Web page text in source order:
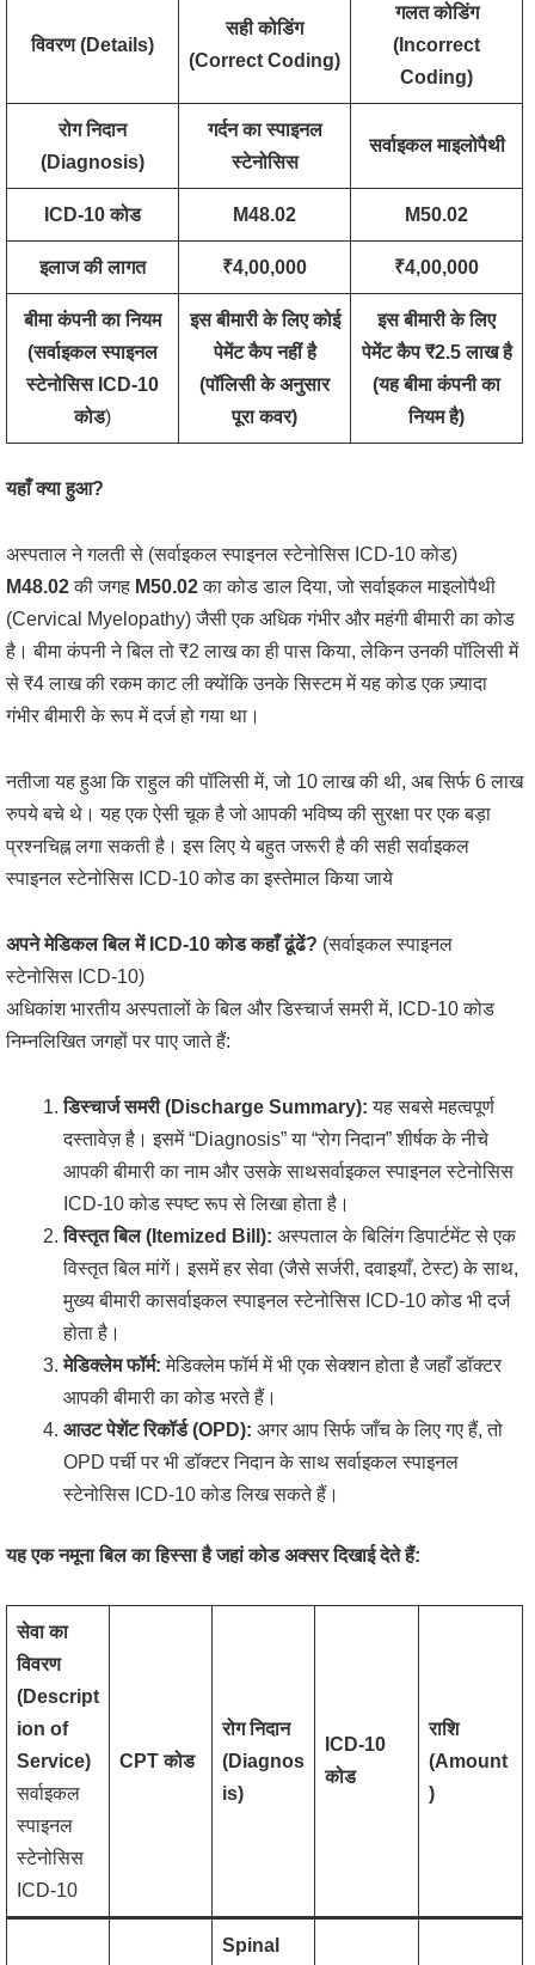
विवरण (Details)
सही कोडिंग
(Correct Coding)
गलत कोडिंग
(Incorrect
Coding)
रोग निदान
(Diagnosis)
गर्दन का स्पाइनल
स्टेनोसिस
सर्वाइकल माइलोपैथी
ICD-10 कोड M48.02 M50.02
इलाज की लागत ₹4,00,000 ₹4,00,000
बीमा कंपनी का नियम
(सर्वाइकल स्पाइनल
स्टेनोसिस ICD-10
कोड)
इस बीमारी के लिए कोई
पेमेंट कैप नहीं है
(पॉलिसी के अनुसार
पूरा कवर)
इस बीमारी के लिए
पेमेंट कैप ₹2.5 लाख है
(यह बीमा कंपनी का
नियम है)
यहाँ क्या हुआ?
अस्पताल ने गलती से (सर्वाइकल स्पाइनल स्टेनोसिस ICD-10 कोड)
M48.02की जगह M50.02का कोड डाल दिया, जो सर्वाइकल माइलोपैथी
(Cervical Myelopathy) जैसी एक अधिक गंभीर और महंगी बीमारी का कोड
है। बीमा कंपनी ने बिल तो ₹2 लाख का ही पास किया, लेकिन उनकी पॉलिसी में
से ₹4 लाख की रकम काट ली क्योंकि उनके सिस्टम में यह कोड एक ज़्यादा
गंभीर बीमारी के रूप में दर्ज हो गया था।
नतीजा यह हुआ कि राहुल की पॉलिसी में, जो 10 लाख की थी, अब सिर्फ 6 लाख
रुपये बचे थे। यह एक ऐसी चूक है जो आपकी भविष्य की सुरक्षा पर एक बड़ा
प्रश्नचिह्न लगा सकती है। इस लिए ये बहुत जरूरी है की सही सर्वाइकल
स्पाइनल स्टेनोसिस ICD-10 कोड का इस्तेमाल किया जाये
अपने मेडिकल बिल में ICD-10 कोड कहाँ ढूंढें? (सर्वाइकल स्पाइनल
स्टेनोसिस ICD-10)
अधिकांश भारतीय अस्पतालों के बिल और डिस्चार्ज समरी में, ICD-10 कोड
निम्नलिखित जगहों पर पाए जाते हैं:
डिस्चार्ज समरी (Discharge Summary): यह सबसे महत्वपूर्ण
दस्तावेज़ है। इसमें “Diagnosis” या “रोग निदान” शीर्षक के नीचे
आपकी बीमारी का नाम और उसके साथसर्वाइकल स्पाइनल स्टेनोसिस
ICD-10 कोड स्पष्ट रूप से लिखा होता है।
विस्तृत बिल (Itemized Bill): अस्पताल के बिलिंग डिपार्टमेंट से एक
विस्तृत बिल मांगें। इसमें हर सेवा (जैसे सर्जरी, दवाइयाँ, टेस्ट) के साथ,
मुख्य बीमारी कासर्वाइकल स्पाइनल स्टेनोसिस ICD-10 कोड भी दर्ज
होता है।
मेडिक्लेम फॉर्म: मेडिक्लेम फॉर्म में भी एक सेक्शन होता है जहाँ डॉक्टर
आपकी बीमारी का कोड भरते हैं।
आउट पेशेंट रिकॉर्ड (OPD): अगर आप सिर्फ जाँच के लिए गए हैं, तो
OPD पर्ची पर भी डॉक्टर निदान के साथ सर्वाइकल स्पाइनल
स्टेनोसिस ICD-10 कोड लिख सकते हैं।
यह एक नमूना बिल का हिस्सा है जहां कोड अक्सर दिखाई देते हैं:
सेवा का
विवरण
(Descript
ion of
Service)
सर्वाइकल
स्पाइनल
स्टेनोसिस
ICD-10
CPT कोड
रोग निदान
(Diagnos
is)
ICD-10
कोड
राशि
(Amount
)
Spinal